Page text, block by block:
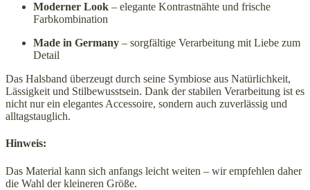
Moderner Look – elegante Kontrastnähte und frische
Farbkombination
Made in Germany – sorgfältige Verarbeitung mit Liebe zum
Detail
Das Halsband überzeugt durch seine Symbiose aus Natürlichkeit,
Lässigkeit und Stilbewusstsein. Dank der stabilen Verarbeitung ist es
nicht nur ein elegantes Accessoire, sondern auch zuverlässig und
alltagstauglich.
Hinweis:
Das Material kann sich anfangs leicht weiten – wir empfehlen daher
die Wahl der kleineren Größe.